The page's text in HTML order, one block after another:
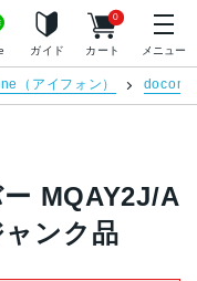
ガイド カート
0
メニュー
（アイフォン） docomo
MQAY2J/A
ンク品